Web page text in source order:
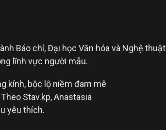
Báo chí, Đại học Văn hóa và Nghệ thuật
lĩnh vực người mẫu.